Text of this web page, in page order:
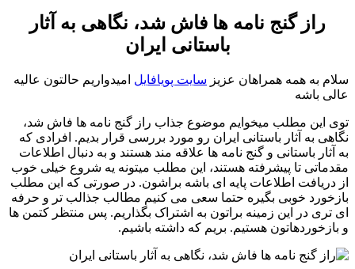
راز گنج نامه ها فاش شد، نگاهی به آثار
باستانی ایران
سلام به همه همراهان عزیز سایت پویافایل امیدواریم حالتون عالیه
عالی باشه
توی این مطلب میخوایم موضوع جذاب راز گنج نامه ها فاش شد،
نگاهی به آثار باستانی ایران رو مورد بررسی قرار بدیم. افرادی که
به آثار باستانی و گنج نامه ها علاقه مند هستند و به دنبال اطلاعات
مقدماتی تا پیشرفته هستند، این مطلب میتونه یه شروع خیلی خوب
از دریافت اطلاعات پایه ای باشه براشون. در صورتی که این مطلب
بازخورد خوبی بگیره حتما سعی می کنیم مطالب جذالب تر و حرفه
ای تری در این زمینه براتون به اشتراک بگذاریم. پس منتظر کتمن ها
و بازخوردهاتون هستیم. بریم که داشته باشیم.